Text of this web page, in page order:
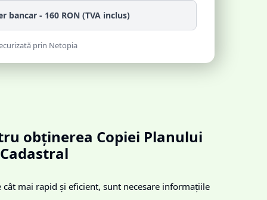
bancar - 160 RON (TVA inclus)
prin Netopia
obținerea Copiei Planului
Cadastral
cât mai rapid și eficient, sunt necesare informațiile